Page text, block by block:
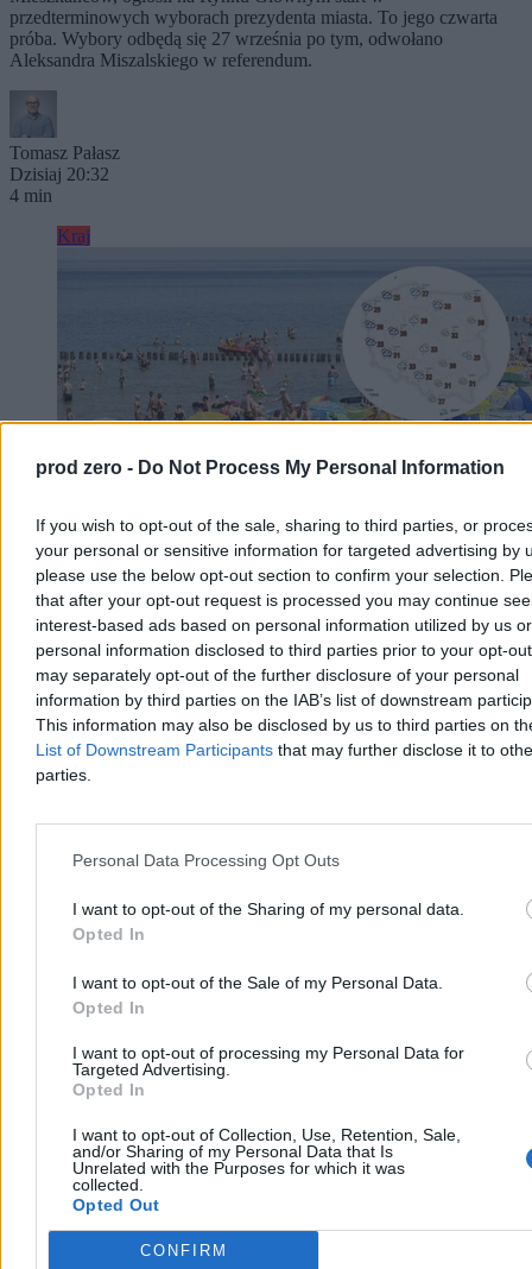
prod zero - Do Not Process My Personal Information
If you wish to opt-out of the sale, sharing to third parties, or
your personal or sensitive information for targeted advertising by
please use the below opt-out section to confirm your selection.
that after your opt-out request is processed you may continue
interest-based ads based on personal information utilized by us or
personal information disclosed to third parties prior to your opt-
may separately opt-out of the further disclosure of your personal
information by third parties on the IAB’s list of downstream
This information may also be disclosed by us to third parties on
List of Downstream Participants that may further disclose it to
parties.
Personal Data Processing Opt Outs
I want to opt-out of the Sharing of my personal data.
Opted In
I want to opt-out of the Sale of my Personal Data.
Opted In
I want to opt-out of processing my Personal Data for
Targeted Advertising.
Opted In
I want to opt-out of Collection, Use, Retention, Sale,
and/or Sharing of my Personal Data that Is
Unrelated with the Purposes for which it was
collected.
Opted Out
CONFIRM
przedterminowych wyborach prezydenta miasta. To jego czwarta
próba. Wybory odbędą się 27 września po tym, odwołano
Aleksandra Miszalskiego w referendum.
Tomasz Pałasz
Dzisiaj 20:32
4 min
Kraj
Chwila ochłody, ale potem lato nie odpuści. Mamy
nową wakacyjną prognozę
Po fali upałów, w trakcie których temperatury sięgały 40 st. C,
czeka nas ochłodzenie. Jak podają meteorolodzy, nie potrwa ono
długo. – Lato nie odpuszcza, choć okresy cieplejsze będą
przeplatały się z chłodniejszymi – zapowiedział w rozmowie z
Zero.pl Przemysław Makarewicz z Instytutu Meteorologii i
Gospodarki Wodnej.
Dzisiaj 19:12